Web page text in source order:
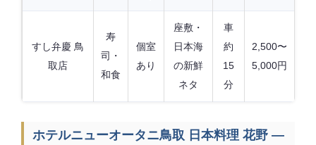
すし弁慶 鳥
取店
寿
司・
和食
個室
あり
座敷・
日本海
の新鮮
ネタ
車
約
15
分
2,500〜
5,000円
ホテルニューオータニ鳥取 日本料理 花野 —